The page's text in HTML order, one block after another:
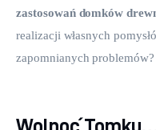
zastosowań domków
realizacji własnych
zapomnianych problemów?